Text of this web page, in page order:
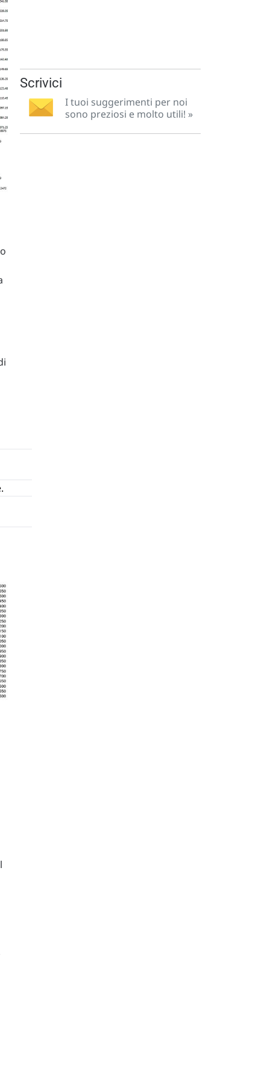
Scrivici
I tuoi suggerimenti per noi
sono preziosi e molto utili! »